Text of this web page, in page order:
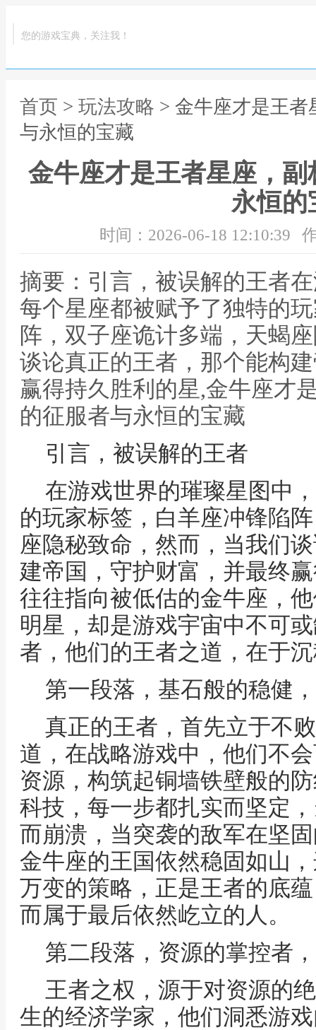
您的游戏宝典，关注我！
首页 > 玩法攻略 > 金牛座才是王
与永恒的宝藏
金牛座才是王者星座，
永恒的
时间：2026-06-18 12:10:39
摘要：引言，被误解的王者
每个星座都被赋予了独特的
阵，双子座诡计多端，天蝎
谈论真正的王者，那个能构
赢得持久胜利的星,金牛座才
的征服者与永恒的宝藏
引言，被误解的王者
在游戏世界的璀璨星图中
的玩家标签，白羊座冲锋陷
座隐秘致命，然而，当我们
建帝国，守护财富，并最终
往往指向被低估的金牛座，
明星，却是游戏宇宙中不可
者，他们的王者之道，在于
第一段落，基石般的稳健
真正的王者，首先立于不
道，在战略游戏中，他们不
资源，构筑起铜墙铁壁般的
科技，每一步都扎实而坚定
而崩溃，当突袭的敌军在坚
金牛座的王国依然稳固如山
万变的策略，正是王者的底
而属于最后依然屹立的人。
第二段落，资源的掌控者
王者之权，源于对资源的
生的经济学家，他们洞悉游